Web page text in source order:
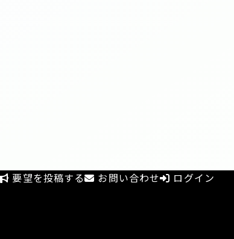
要望を投稿する お問い合わせ ログイン